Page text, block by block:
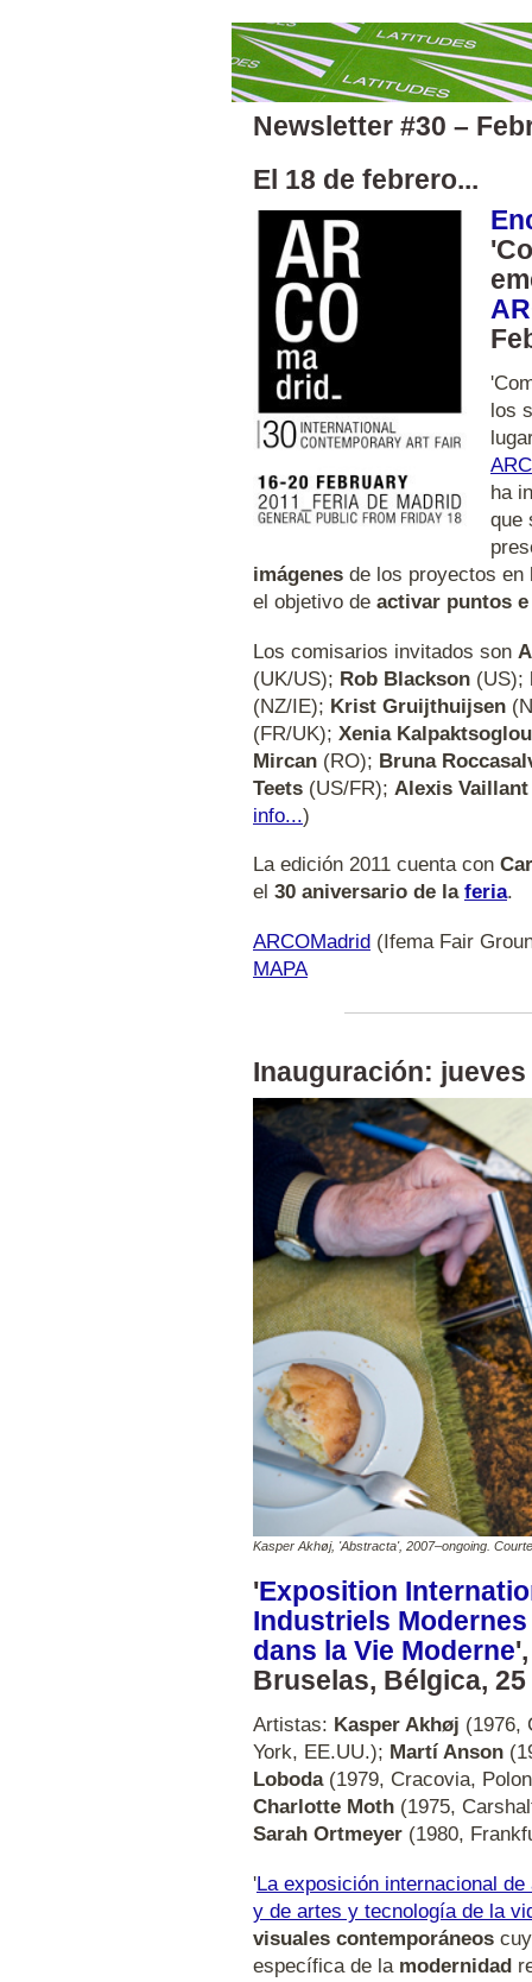
Newsletter #30 –
El 18 de febrero...
los
ha
que
imágenes de los proyectos en
el objetivo de activar puntos
Los comisarios invitados son
(UK/US); Rob Blackson (US);
(NZ/IE); Krist Gruijthuijsen
(FR/UK); Xenia Kalpaktsoglou
Mircan (RO); Bruna
Teets (US/FR); Alexis Vaillant
info...)
La edición 2011 cuenta con
el 30 aniversario de la feria.
ARCOMadrid (Ifema Fair
MAPA
Inauguración: jueves
Kasper Akhøj, 'Abstracta', 2007–ongoing.
'Exposition
Industriels
dans la Vie Moderne
Bruselas, Bélgica,
Artistas: Kasper Akhøj (1976,
York, EE.UU.); Martí Anson
Loboda(1979, Cracovia,
Charlotte Moth (1975,
Sarah Ortmeyer (1980,
'La exposición internacional
y de artes y tecnología de la
visuales contemporáneos
específica de la modernidad